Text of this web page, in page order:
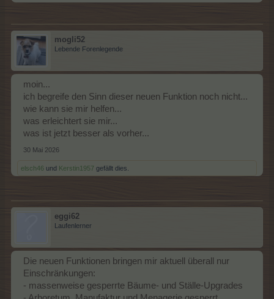
mogli52
Lebende Forenlegende
moin...
ich begreife den Sinn dieser neuen Funktion noch nicht...
wie kann sie mir helfen...
was erleichtert sie mir...
was ist jetzt besser als vorher...
30 Mai 2026
elsch46 und Kerstin1957 gefällt dies.
eggi62
Laufenlerner
Die neuen Funktionen bringen mir aktuell überall nur
Einschränkungen:
- massenweise gesperrte Bäume- und Ställe-Upgrades